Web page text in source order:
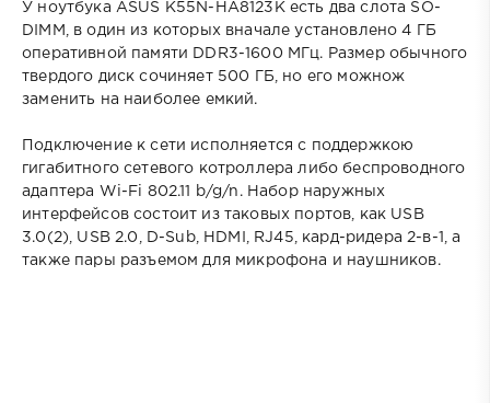
У ноутбука ASUS K55N-HA8123K есть два слота SO-
DIMM, в один из которых вначале установлено 4 ГБ
оперативной памяти DDR3-1600 МГц. Размер обычного
твердого диск сочиняет 500 ГБ, но его можнож
заменить на наиболее емкий.
Подключение к сети исполняется с поддержкою
гигабитного сетевого котроллера либо беспроводного
адаптера Wi-Fi 802.11 b/g/n. Набор наружных
интерфейсов состоит из таковых портов, как USB
3.0(2), USB 2.0, D-Sub, HDMI, RJ45, кард-ридера 2-в-1, а
также пары разъемом для микрофона и наушников.